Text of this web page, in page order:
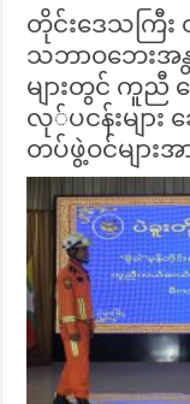
တိုင်းဒေသကြီး
သဘာဝဘေးအ
များတွင် ကူညီ
လု်ပငန်းမျာ
တပ်ဖွဲ့ဝင်များ